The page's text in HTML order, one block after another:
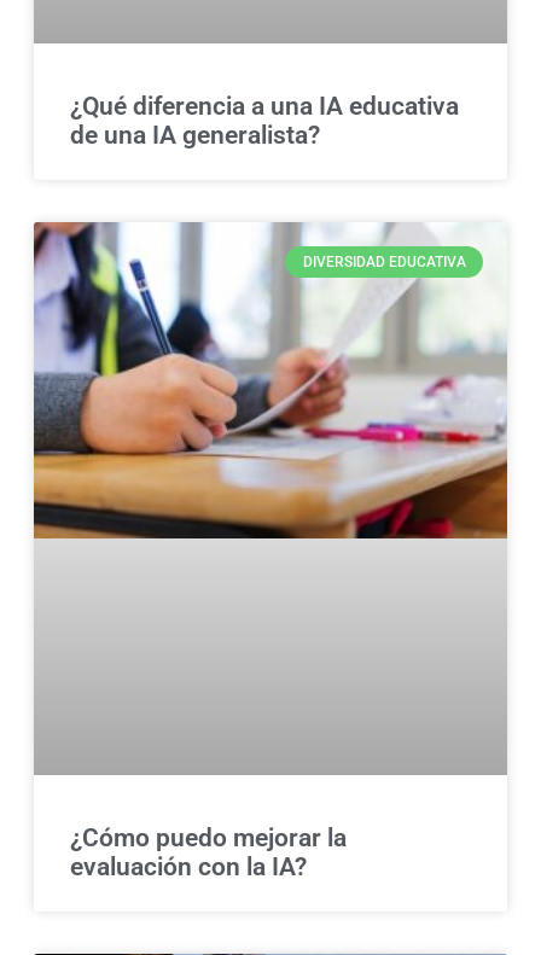
¿Qué diferencia a una IA educativa
de una IA generalista?
DIVERSIDAD EDUCATIVA
¿Cómo puedo mejorar la
evaluación con la IA?